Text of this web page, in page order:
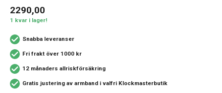
2290,00
1 kvar i lager!
Snabba leveranser
Fri frakt över 1000 kr
12 månaders allriskförsäkring
Gratis justering av armband i valfri Klockmasterbutik